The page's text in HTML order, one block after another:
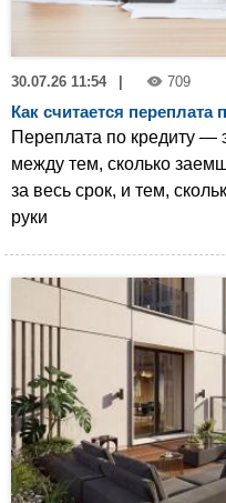
30.07.26 11:54 709
Как считается переплата
Переплата по кредиту —
между тем, сколько
за весь срок, и тем,
руки